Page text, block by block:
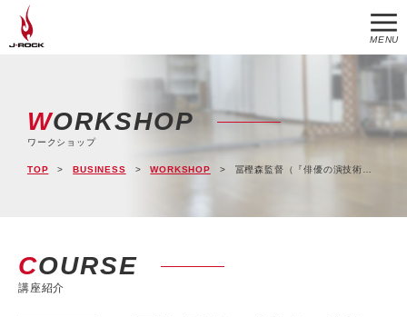
MENU
WORKSHOP
ワークショップ
TOP BUSINESS WORKSHOP 冨樫森監督（『俳優の演技術 映画監督が教える脚本の読み方・役の作り方』フィルムアート社刊/著者）ワークショップ7月講座2 7/29(月)30(火)開催
COURSE
講座紹介